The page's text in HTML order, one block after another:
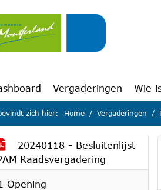
van deze pagina
Vergaderingen Wie
zich hier: Home Vergaderingen
20240118 - Besluitenlijst
Raadsvergadering
Opening